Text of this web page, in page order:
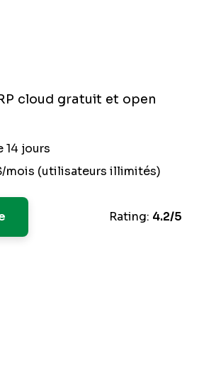
cloud gratuit et open
14 jours
mois (utilisateurs illimités)
Rating: 4.2/5